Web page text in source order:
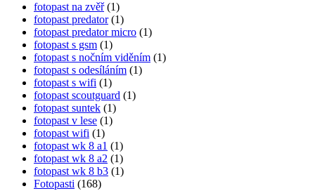
fotopast na zvěř(1)
fotopast predator(1)
fotopast predator micro (1)
fotopast s gsm (1)
fotopast s nočním viděním (1)
fotopast s odesíláním (1)
fotopast s wifi (1)
fotopast scoutguard (1)
fotopast suntek (1)
fotopast v lese (1)
fotopast wifi (1)
fotopast wk 8 a1 (1)
fotopast wk 8 a2 (1)
fotopast wk 8 b3 (1)
Fotopasti (168)